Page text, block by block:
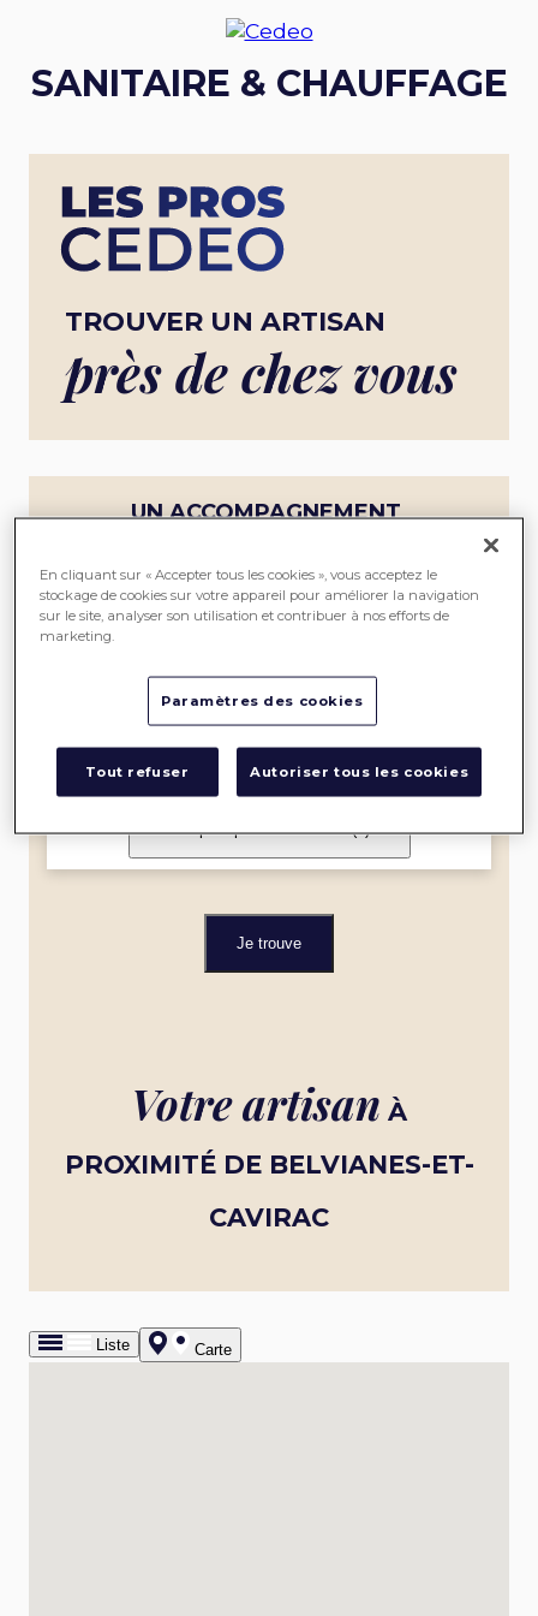
SANITAIRE & CHAUFFAGE
TROUVER UN ARTISAN
près de chez vous
UN ACCOMPAGNEMENT
ME
Je filtre par spécialité et label(0)
Je trouve
Votre artisan À
PROXIMITÉ DE BELVIANES-ET-
CAVIRAC
Liste Carte
En cliquant sur « Accepter tous les cookies », vous acceptez le
stockage de cookies sur votre appareil pour améliorer la navigation
sur le site, analyser son utilisation et contribuer à nos efforts de
marketing.
Paramètres des cookies
Tout refuser Autoriser tous les cookies